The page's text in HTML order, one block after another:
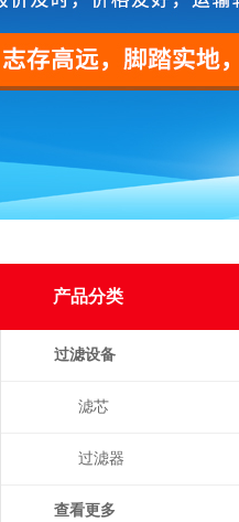
产品分类
过滤设备
滤芯
过滤器
查看更多